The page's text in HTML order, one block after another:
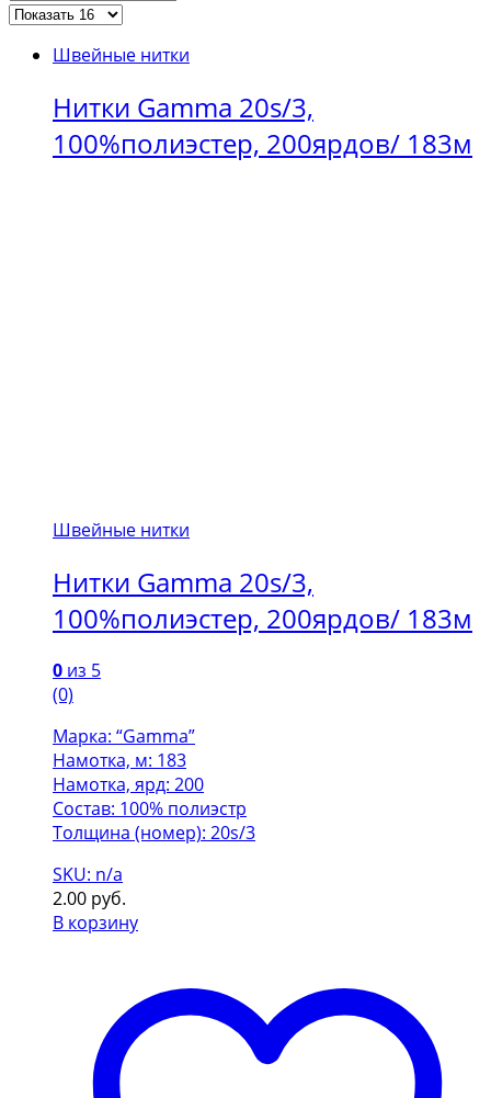
Швейные нитки
Нитки Gamma 20s/3,
100%полиэстер, 200ярдов/ 183м
Швейные нитки
Нитки Gamma 20s/3,
100%полиэстер, 200ярдов/ 183м
0 из 5
(0)
Марка: “Gamma”
Намотка, м: 183
Намотка, ярд: 200
Состав: 100% полиэстр
Толщина (номер): 20s/3
SKU: n/a
2.00 руб.
В корзину